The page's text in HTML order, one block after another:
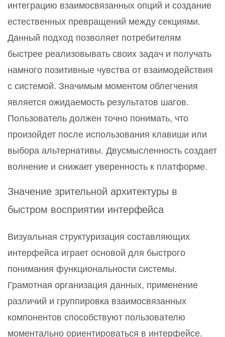
интеграцию взаимосвязанных опций и создание
естественных превращений между секциями.
Данный подход позволяет потребителям
быстрее реализовывать своих задач и получать
намного позитивные чувства от взаимодействия
с системой. Значимым моментом облегчения
является ожидаемость результатов шагов.
Пользователь должен точно понимать, что
произойдет после использования клавиши или
выбора альтернативы. Двусмысленность создает
волнение и снижает уверенность к платформе.
Значение зрительной архитектуры в
быстром восприятии интерфейса
Визуальная структуризация составляющих
интерфейса играет основой для быстрого
понимания функциональности системы.
Грамотная организация данных, применение
различий и группировка взаимосвязанных
компонентов способствуют пользователю
моментально ориентироваться в интерфейсе.